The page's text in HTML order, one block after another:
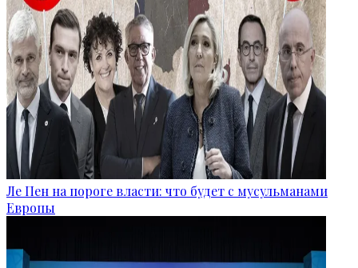
Ле Пен на пороге власти: что будет с мусульманами
Европы